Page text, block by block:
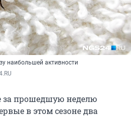
наибольшей активности
за прошедшую неделю
в этом сезоне два